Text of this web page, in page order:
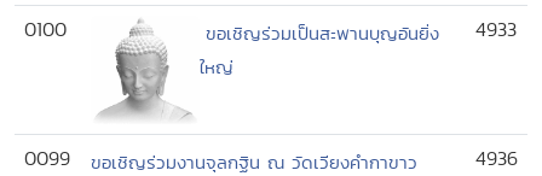
0100
ขอเชิญร่วมเป็นสะพานบุญอันยิ่ง
ใหญ่
4933
0099
ขอเชิญร่วมงานจุลกฐิน ณ วัดเวียงคำกาขาว
4936